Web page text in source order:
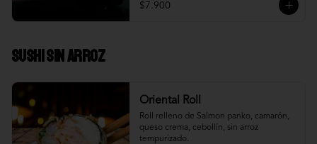
$7.900
Sushi Sin Arroz
Oriental Roll
Roll relleno de Salmon panko, camarón,
queso crema, cebollín, sin arroz
tempurizado.